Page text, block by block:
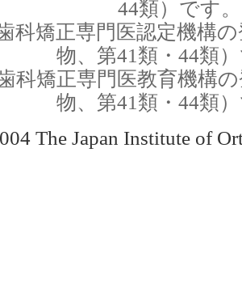
44類）です。
科矯正専門医認定機構
物、第41類・44類
科矯正専門医教育機構
物、第41類・44類
The Japan Institute of